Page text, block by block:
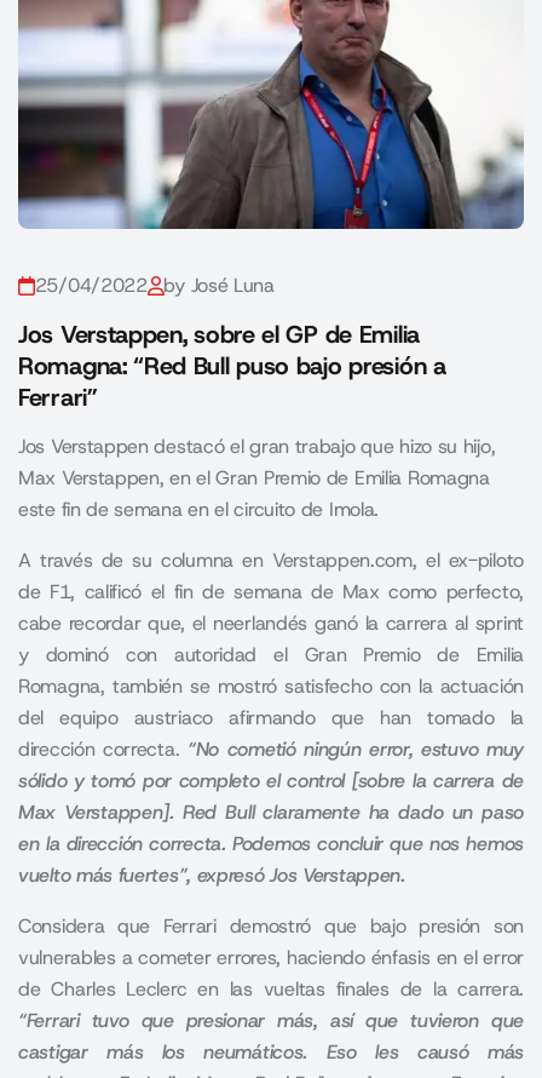
25/04/2022 by José Luna
Jos Verstappen, sobre el GP de Emilia
Romagna: “Red Bull puso bajo presión a
Ferrari”
Jos Verstappen destacó el gran trabajo que hizo su hijo,
Max Verstappen, en el Gran Premio de Emilia Romagna
este fin de semana en el circuito de Imola.
A través de su columna en Verstappen.com, el ex-piloto
de F1, calificó el fin de semana de Max como perfecto,
cabe recordar que, el neerlandés ganó la carrera al sprint
y dominó con autoridad el Gran Premio de Emilia
Romagna, también se mostró satisfecho con la actuación
del equipo austriaco afirmando que han tomado la
dirección correcta. “No cometió ningún error, estuvo muy
sólido y tomó por completo el control [sobre la carrera de
Max Verstappen]. Red Bull claramente ha dado un paso
en la dirección correcta. Podemos concluir que nos hemos
vuelto más fuertes”, expresó Jos Verstappen.
Considera que Ferrari demostró que bajo presión son
vulnerables a cometer errores, haciendo énfasis en el error
deCharles Leclerc en las vueltas finales de la carrera.
“Ferrari tuvo que presionar más, así que tuvieron que
castigar más los neumáticos. Eso les causó más